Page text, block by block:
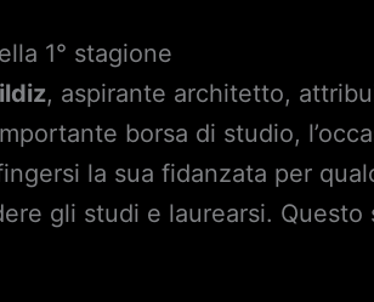
1° stagione
, aspirante architetto,
borsa di studio,
la sua fidanzata per
gli studi e laurearsi.